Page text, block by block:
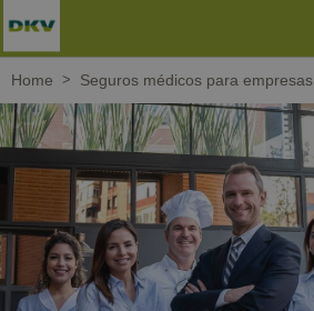
Home Seguros médicos para empresas